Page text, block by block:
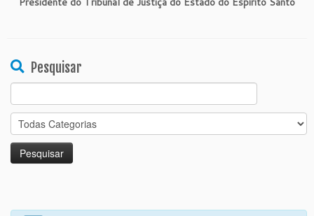
Pesquisar
Search
for: